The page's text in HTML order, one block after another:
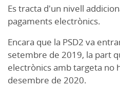
Es tracta d'un nivell
pagaments electrònics.
Encara que la PSD2 va
setembre de 2019, la part
electrònics amb targeta no
desembre de 2020.